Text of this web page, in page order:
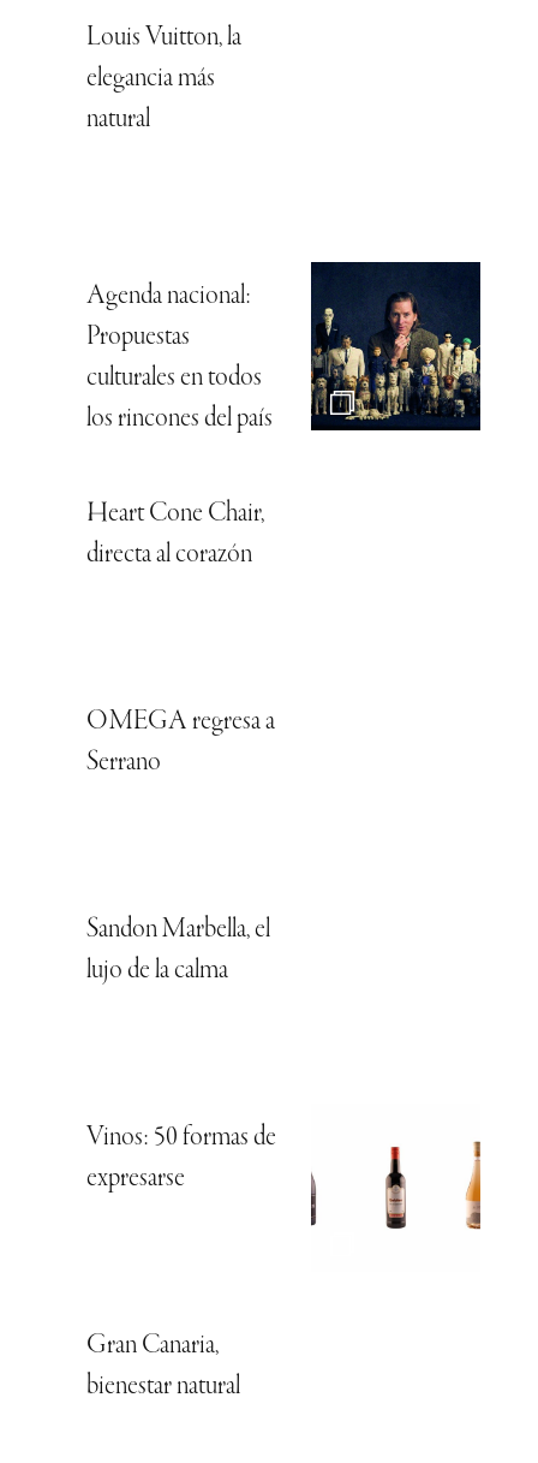
Louis Vuitton, la
elegancia más
natural
Agenda nacional:
Propuestas
culturales en todos
los rincones del país
Heart Cone Chair,
directa al corazón
OMEGA regresa a
Serrano
Sandon Marbella, el
lujo de la calma
Vinos: 50 formas de
expresarse
Gran Canaria,
bienestar natural